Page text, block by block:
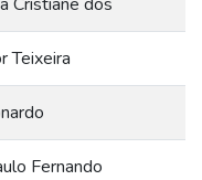
Teixeira
Fernando